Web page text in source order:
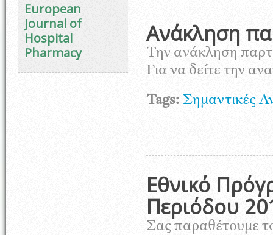
European
Journal of
Hospital
Pharmacy
Ανάκληση
Την ανάκληση
Για να δείτε την
Tags: Σημαντικές
Εθνικό
Περιόδου
Σας παραθέτουμε